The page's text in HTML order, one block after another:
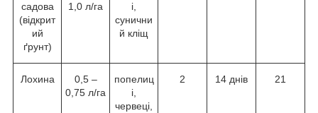
садова
(відкрит
ий
ґрунт)
1,0 л/га
і,
сунични
й кліщ
Лохина
0,5 –
0,75 л/га
попелиц
і,
червеці,
2 14 днів 21